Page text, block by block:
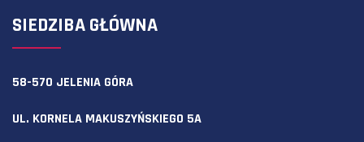
SIEDZIBA GŁÓWNA
58-570 JELENIA GÓRA
UL. KORNELA MAKUSZYŃSKIEGO 5A